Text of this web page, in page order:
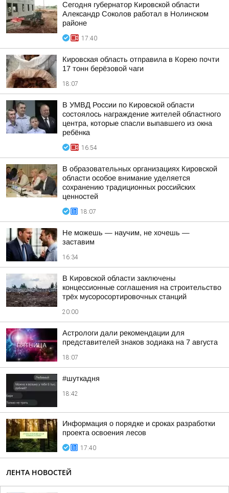
Сегодня губернатор Кировской области
Александр Соколов работал в Нолинском
районе
17:40
Кировская область отправила в Корею почти
17 тонн берёзовой чаги
18:07
В УМВД России по Кировской области
состоялось награждение жителей областного
центра, которые спасли выпавшего из окна
ребёнка
16:54
В образовательных организациях Кировской
области особое внимание уделяется
сохранению традиционных российских
ценностей
18:07
Не можешь — научим, не хочешь —
заставим
16:34
В Кировской области заключены
концессионные соглашения на строительство
трёх мусоросортировочных станций
20:00
Астрологи дали рекомендации для
представителей знаков зодиака на 7 августа
18:07
#шуткадня
18:42
Информация о порядке и сроках разработки
проекта освоения лесов
17:40
ЛЕНТА НОВОСТЕЙ